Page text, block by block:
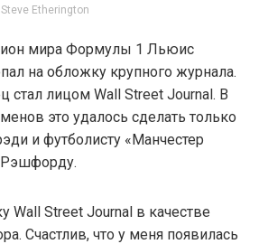
Etherington
мира Формулы 1 Льюис
на обложку крупного журнала.
стал лицом Wall Street Journal. В
это удалось сделать только
и футболисту «Манчестер
Wall Street Journal в качестве
Счастлив, что у меня появилась